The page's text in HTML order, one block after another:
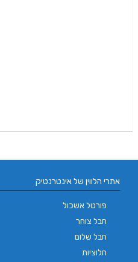
אתרי הלווין של אינטרנטיק
פורטל אשכול
חבל צוחר
חבל שלום
חלוציות